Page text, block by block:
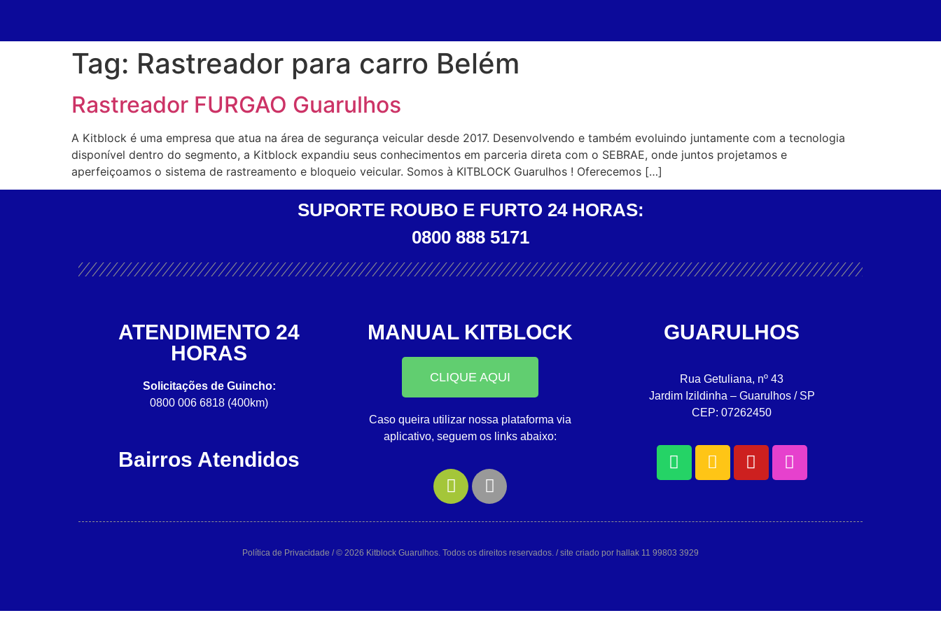
Tag: Rastreador para carro Belém
Rastreador FURGAO Guarulhos
A Kitblock é uma empresa que atua na área de segurança veicular desde 2017. Desenvolvendo e também evoluindo juntamente com a tecnologia
disponível dentro do segmento, a Kitblock expandiu seus conhecimentos em parceria direta com o SEBRAE, onde juntos projetamos e
aperfeiçoamos o sistema de rastreamento e bloqueio veicular. Somos à KITBLOCK Guarulhos ! Oferecemos […]
SUPORTE ROUBO E FURTO 24 HORAS:
0800 888 5171
ATENDIMENTO 24
HORAS
Solicitações de Guincho:
0800 006 6818 (400km)
Bairros Atendidos
MANUAL KITBLOCK
CLIQUE AQUI
Caso queira utilizar nossa plataforma via
aplicativo, seguem os links abaixo:
GUARULHOS
Rua Getuliana, nº 43
Jardim Izildinha – Guarulhos / SP
CEP: 07262450
Política de Privacidade / © 2026 Kitblock Guarulhos. Todos os direitos reservados. / site criado por hallak 11 99803 3929